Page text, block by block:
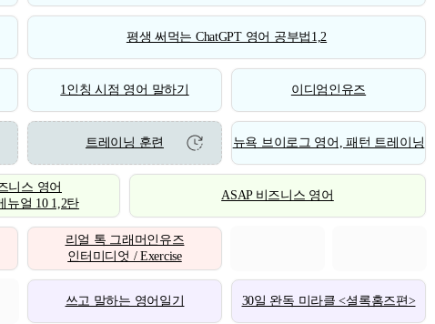
평생 써먹는 ChatGPT 영어 공부법1,2
1인칭 시점 영어 말하기 이디엄인유즈
트레이닝 훈련 뉴욕 브이로그 영어, 패턴 트레이닝
니스 영어
뉴얼 10 1,2탄
ASAP 비즈니스 영어
리얼 톡 그래머인유즈
인터미디엇 / Exercise
쓰고 말하는 영어일기 30일 완독 미라클 <셜록홈즈편>